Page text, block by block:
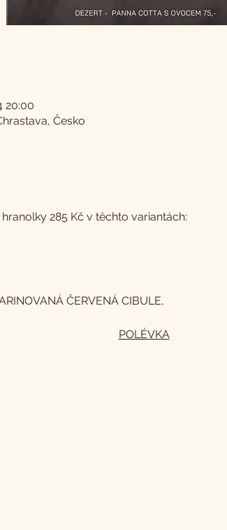
20:00
Česko
285 Kč v těchto variantách:
ČERVENÁ CIBULE,
POLÉVKA